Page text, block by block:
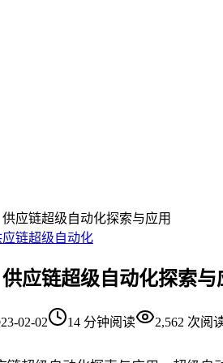
应链超级自动化探索与应用
应链超级自动化
应链超级自动化探索与
02-02 14 分钟阅读 2,562 次阅